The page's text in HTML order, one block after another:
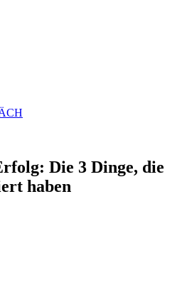
Die 3 Dinge, die
haben